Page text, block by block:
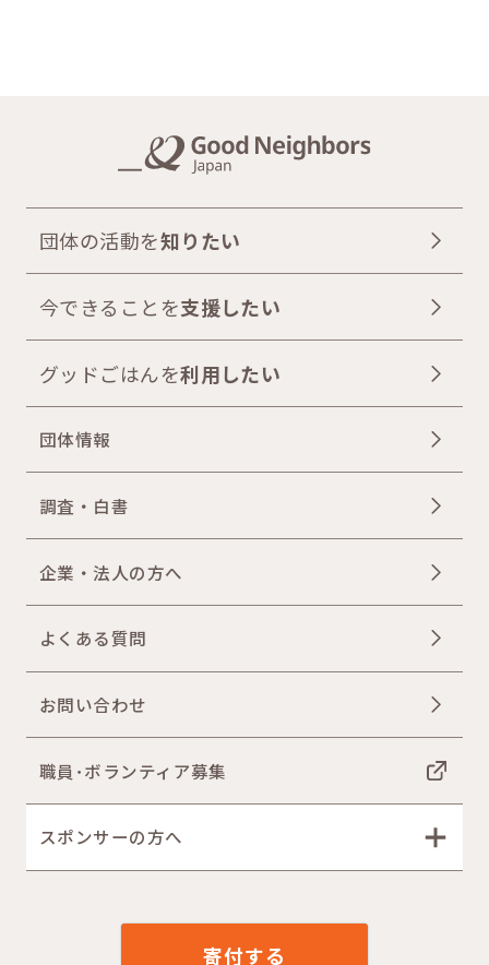
団体の活動を知りたい
今できることを支援したい
グッドごはんを利用したい
団体情報
調査・白書
企業・法人の方へ
よくある質問
お問い合わせ
職員･ボランティア募集
スポンサーの方へ
寄付する